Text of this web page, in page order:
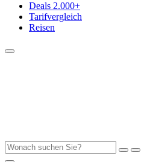
Deals 2.000+
Tarifvergleich
Reisen